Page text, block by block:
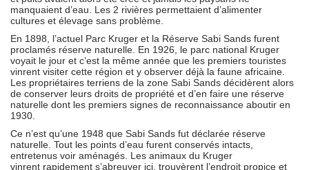
manquaient d’eau. Les 2 rivières permettaient d’alimenter
cultures et élevage sans problème.
En 1898, l’actuel Parc Kruger et la Réserve Sabi Sands furent
proclamés réserve naturelle. En 1926, le parc national Kruger
voyait le jour et c’est la même année que les premiers touristes
vinrent visiter cette région et y observer déjà la faune africaine.
Les propriétaires terriens de la zone Sabi Sands décidèrent alors
de conserver leurs droits de propriété et d’en faire une réserve
naturelle dont les premiers signes de reconnaissance aboutir en
1930.
Ce n’est qu’une 1948 que Sabi Sands fut déclarée réserve
naturelle. Tout les points d’eau furent conservés intacts,
entretenus voir aménagés. Les animaux du Kruger
vinrent rapidement s’abreuver ici, trouvèrent l’endroit propice et